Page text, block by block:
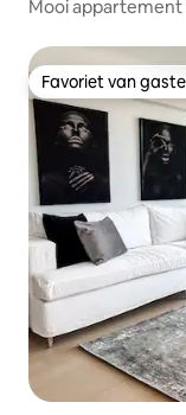
Mooi
Favoriet van
Favoriet van